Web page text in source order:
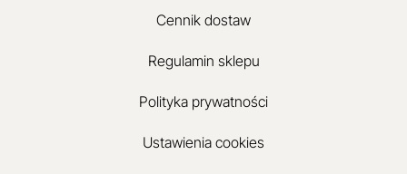
Cennik dostaw
Regulamin sklepu
Polityka prywatności
Ustawienia cookies